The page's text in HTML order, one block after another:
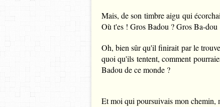
Mais, de son timbre aigu qui
Où t'es ! Gros Badou ? Gros Ba-
Oh, bien sûr qu'il finirait par le
quoi qu'ils tentent, comment
Badou de ce monde ?
Et moi qui poursuivais mon chemin,